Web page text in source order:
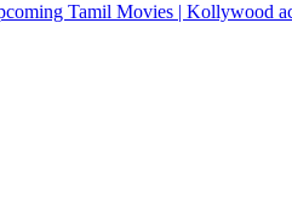
Tamil Movies | Kollywood